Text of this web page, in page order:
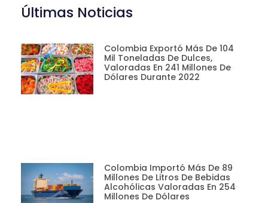
Últimas Noticias
Colombia Exportó Más De 104
Mil Toneladas De Dulces,
Valoradas En 241 Millones De
Dólares Durante 2022
Colombia Importó Más De 89
Millones De Litros De Bebidas
Alcohólicas Valoradas En 254
Millones De Dólares